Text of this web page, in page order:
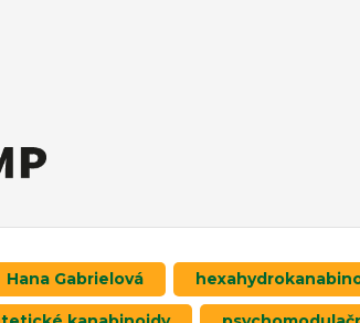
Hana Gabrielová